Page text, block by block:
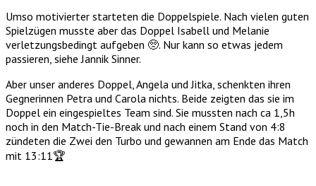
Umso motivierter starteten die Doppelspiele. Nach vielen guten
Spielzügen musste aber das Doppel Isabell und Melanie
verletzungsbedingt aufgeben 🥺. Nur kann so etwas jedem
passieren, siehe Jannik Sinner.
Aber unser anderes Doppel, Angela und Jitka, schenkten ihren
Gegnerinnen Petra und Carola nichts. Beide zeigten das sie im
Doppel ein eingespieltes Team sind. Sie mussten nach ca 1,5h
noch in den Match-Tie-Break und nach einem Stand von 4:8
zündeten die Zwei den Turbo und gewannen am Ende das Match
mit 13:11🏆